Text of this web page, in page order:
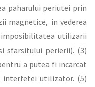
paharului periutei prin
magnetice, in vederea
utilizarii
sfarsitului perierii). (3)
a putea fi incarcat
interfetei utilizator. (5)